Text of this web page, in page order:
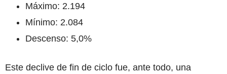
Máximo: 2.194
Mínimo: 2.084
Descenso: 5,0%
Este declive de fin de ciclo fue, ante todo, una